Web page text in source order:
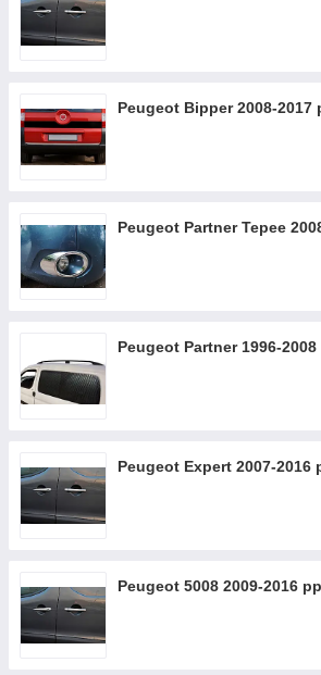
Peugeot Bipper 2008-2017
Peugeot Partner Tepee
Peugeot Partner 1996-2008
Peugeot Expert 2007-2016
Peugeot 5008 2009-2016